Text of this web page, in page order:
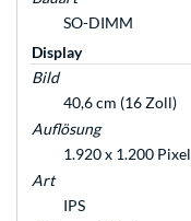
SO-DIMM
Display
Bild
40,6 cm (16 Zoll)
Auflösung
1.920 x 1.200 Pixel
Art
IPS